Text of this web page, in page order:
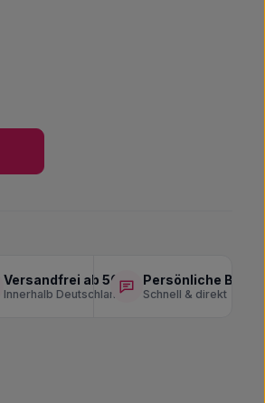
Wert ein oder
Versandfrei ab 50 €
Innerhalb Deutschlands
Persönliche
Schnell & direkt